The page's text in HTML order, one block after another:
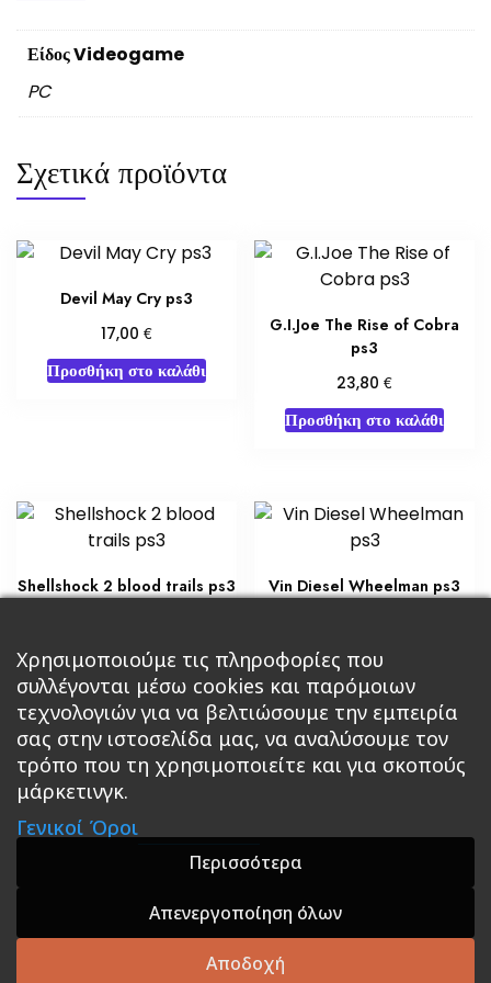
Είδος Videogame
PC
Σχετικά προϊόντα
Devil May Cry ps3
17,00 €
Προσθήκη στο καλάθι
G.I.Joe The Rise of Cobra
ps3
23,80€
Προσθήκη στο καλάθι
Shellshock 2 blood trails ps3
Προσθήκη στο καλάθι
Vin Diesel Wheelman ps3
Προσθήκη στο καλάθι
Κεντρική Βιβλία
Roleplaying Games Ψυχαγωγία Εκδόσεις Βάρδος
Σε Προσφορά
A theme by GradientThemes - A theme by Gradient
Themes
Χρησιμοποιούμε τις πληροφορίες που
συλλέγονται μέσω cookies και παρόμοιων
τεχνολογιών για να βελτιώσουμε την εμπειρία
σας στην ιστοσελίδα μας, να αναλύσουμε τον
τρόπο που τη χρησιμοποιείτε και για σκοπούς
μάρκετινγκ.
Γενικοί Όροι
Περισσότερα
Απενεργοποίηση όλων
Αποδοχή